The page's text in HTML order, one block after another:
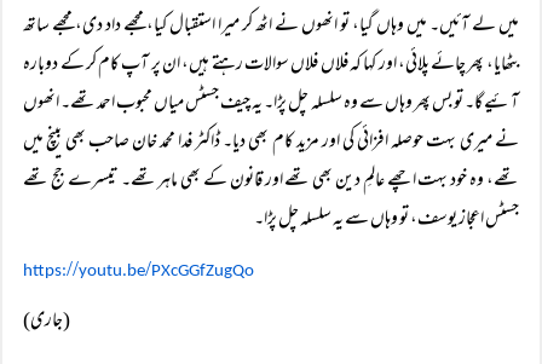
میں لے آئیں۔ میں وہاں گیا، تو انھوں نے اٹھ کر میرا استقبال کیا، مجھے داد دی، مجھے ساتھ
بٹھایا، پھر چائے پلائی، اور کہا کہ فلاں فلاں سوالات رہتے ہیں، ان پر آپ کام کر کے دوبارہ
آئیے گا۔ تو بس پھر وہاں سے وہ سلسلہ چل پڑا۔ یہ چیف جسٹس میاں محبوب احمد تھے۔ انھوں
نے میری بہت حوصلہ افزائی کی اور مزید کام بھی دیا۔ ڈاکٹر فدا محمد خان صاحب بھی بینچ میں
تھے، وہ خود بہت اچھے عالمِ دین بھی تھے اور قانون کے بھی ماہر تھے۔ تیسرے جج تھے
جسٹس اعجاز یوسف، تو وہاں سے یہ سلسلہ چل پڑا۔
https://youtu.be/PXcGGfZugQo
(جاری)